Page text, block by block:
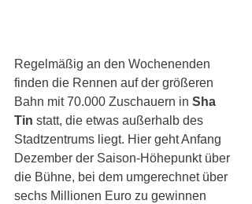
Regelmäßig an den Wochenenden
finden die Rennen auf der größeren
Bahn mit 70.000 Zuschauern in Sha
Tin statt, die etwas außerhalb des
Stadtzentrums liegt. Hier geht Anfang
Dezember der Saison-Höhepunkt über
die Bühne, bei dem umgerechnet über
sechs Millionen Euro zu gewinnen